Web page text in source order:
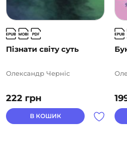
Пізнати світу суть
222 грн
Олександр Черніс
В КОШИК